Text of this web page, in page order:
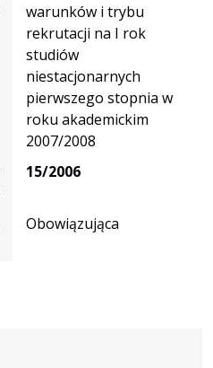
warunków i trybu
rekrutacji na I rok
studiów
niestacjonarnych
pierwszego stopnia w
roku akademickim
2007/2008
15/2006
Obowiązująca